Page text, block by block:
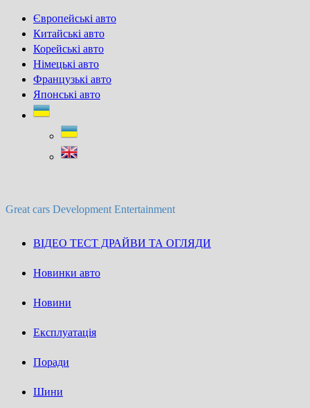
Skip
content
Європейські авто
Китайські авто
Корейські авто
Німецькі авто
Французькі авто
Японські авто
Great cars Development Entertainment
ВІДЕО ТЕСТ ДРАЙВИ ТА ОГЛЯДИ
Новинки авто
Новини
Експлуатація
Поради
Шини